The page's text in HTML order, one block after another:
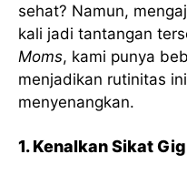
sehat? Namun,
kali jadi tantangan
Moms, kami punya
menjadikan rutinitas
menyenangkan.
1. Kenalkan Sikat